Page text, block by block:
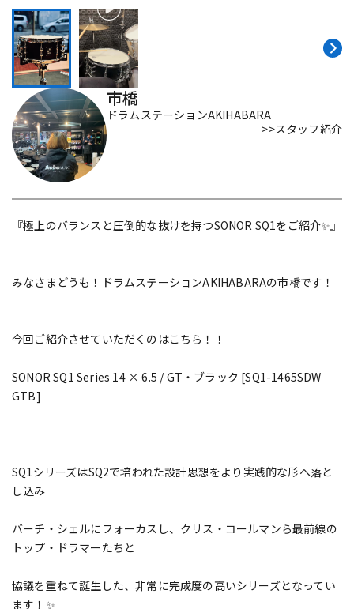
市橋
ドラムステーションAKIHABARA
>>スタッフ紹介
『極上のバランスと圧倒的な抜けを持つSONOR SQ1をご紹介✨』
みなさまどうも！ドラムステーションAKIHABARAの市橋です！
今回ご紹介させていただくのはこちら！！
SONOR SQ1 Series 14 × 6.5 / GT・ブラック [SQ1-1465SDW
GTB]
SQ1シリーズはSQ2で培われた設計思想をより実践的な形へ落と
し込み
バーチ・シェルにフォーカスし、クリス・コールマンら最前線の
トップ・ドラマーたちと
協議を重ねて誕生した、非常に完成度の高いシリーズとなってい
ます！✨